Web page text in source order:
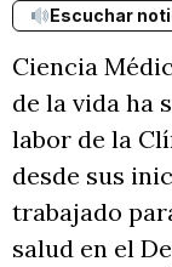
Escuchar
Ciencia
de la vida ha
labor de la
desde sus
trabajado
salud en el